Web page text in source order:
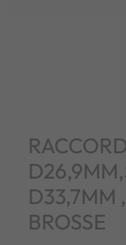
D33,7MM
BROSSE